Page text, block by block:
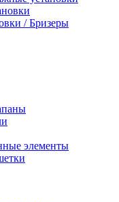
/ Бризеры
элементы